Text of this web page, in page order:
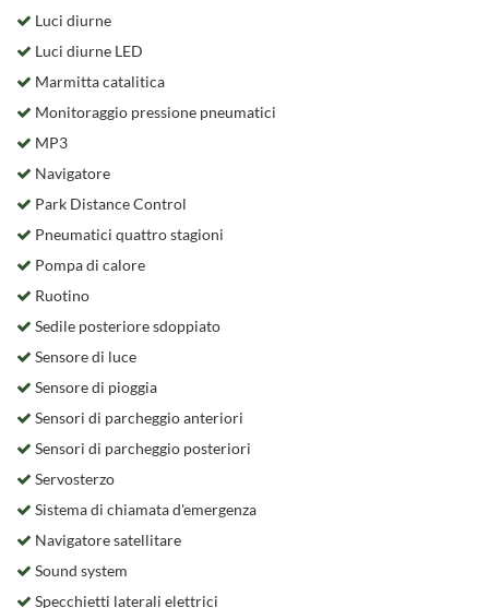
Luci diurne
Luci diurne LED
Marmitta catalitica
Monitoraggio pressione pneumatici
MP3
Navigatore
Park Distance Control
Pneumatici quattro stagioni
Pompa di calore
Ruotino
Sedile posteriore sdoppiato
Sensore di luce
Sensore di pioggia
Sensori di parcheggio anteriori
Sensori di parcheggio posteriori
Servosterzo
Sistema di chiamata d'emergenza
Navigatore satellitare
Sound system
Specchietti laterali elettrici